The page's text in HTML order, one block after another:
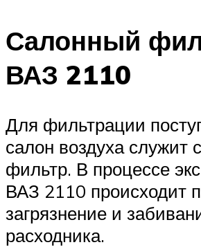
Салонный
ВАЗ 2110
Для фильтрации
салон воздуха служит
фильтр. В процессе
ВАЗ 2110 происходит
загрязнение и
расходника.